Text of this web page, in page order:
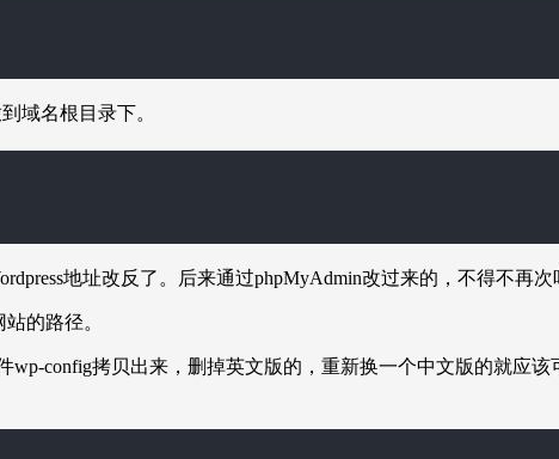
域名根目录下。
地址改反了。后来通过phpMyAdmin改过来的，不得不再次
的路径。
config拷贝出来，删掉英文版的，重新换一个中文版的就应